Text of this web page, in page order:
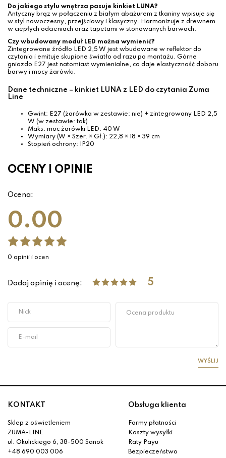
Do jakiego stylu wnętrza pasuje kinkiet LUNA?
Antyczny brąz w połączeniu z białym abażurem z tkaniny wpisuje się
w styl nowoczesny, przejściowy i klasyczny. Harmonizuje z drewnem
w ciepłych odcieniach oraz tapetami w stonowanych barwach.
Czy wbudowany moduł LED można wymienić?
Zintegrowane źródło LED 2,5 W jest wbudowane w reflektor do
czytania i emituje skupione światło od razu po montażu. Górne
gniazdo E27 jest natomiast wymienialne, co daje elastyczność doboru
barwy i mocy żarówki.
Dane techniczne – kinkiet LUNA z LED do czytania Zuma
Line
Gwint: E27 (żarówka w zestawie: nie) + zintegrowany LED 2,5
W (w zestawie: tak)
Maks. moc żarówki LED: 40 W
Wymiary (W × Szer. × Gł.): 22,8 × 18 × 39 cm
Stopień ochrony: IP20
OCENY I OPINIE
Ocena:
0.00
0 opinii i ocen
Dodaj opinię i ocenę: 5
WYŚLIJ
KONTAKT
Sklep z oświetleniem
ZUMA-LINE
ul. Okulickiego 6, 38-500 Sanok
+48 690 003 006
Obsługa klienta
Formy płatności
Koszty wysyłki
Raty Payu
Bezpieczeństwo